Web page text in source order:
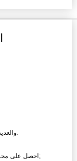
من FPX إلى JPG والعديد من التنسيقات الأخرى.
احصل على محول سطح المكتب، الذي يعمل بدون إنترنت;